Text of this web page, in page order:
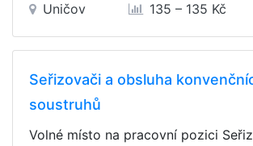
Uničov 135 – 135 Kč
Seřizovači a obsluha
soustruhů
Volné místo na pracovní pozici